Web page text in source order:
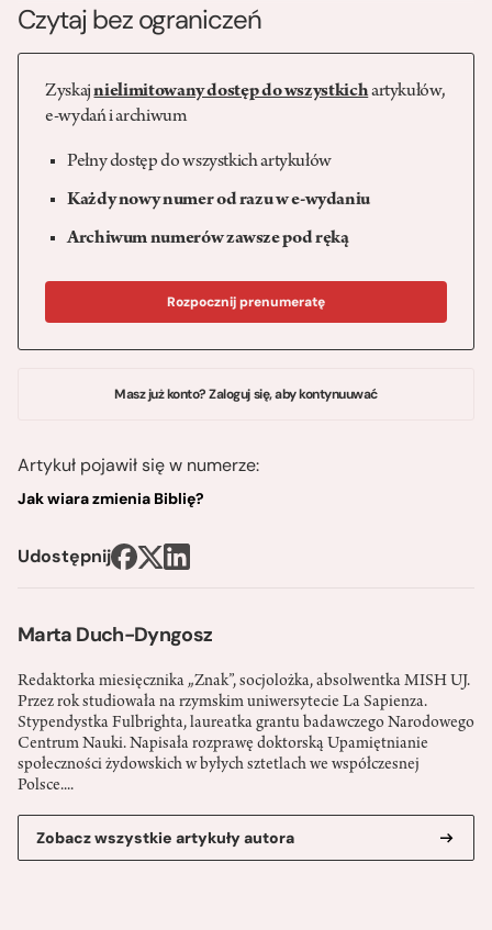
Marta Duch-Dyngosz
Redaktorka miesięcznika „Znak”, socjolożka, absolwentka MISH UJ.
Przez rok studiowała na rzymskim uniwersytecie La Sapienza.
Stypendystka Fulbrighta, laureatka grantu badawczego Narodowego
Centrum Nauki. Napisała rozprawę doktorską Upamiętnianie
społeczności żydowskich w byłych sztetlach we współczesnej
Polsce....
Zobacz wszystkie artykuły autora
Czytaj bez ograniczeń
Zyskajnielimitowany dostęp do wszystkichartykułów,
e-wydań i archiwum
Pełny dostęp do wszystkich artykułów
Każdy nowy numer od razu w e-wydaniu
Archiwum numerów zawsze pod ręką
Rozpocznij prenumeratę
Masz już konto? Zaloguj się, aby kontynuuwać
Artykuł pojawił się w numerze:
Jak wiara zmienia Biblię?
Udostępnij